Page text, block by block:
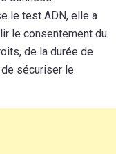
le test ADN, elle a
le consentement du
de la durée de
sécuriser le